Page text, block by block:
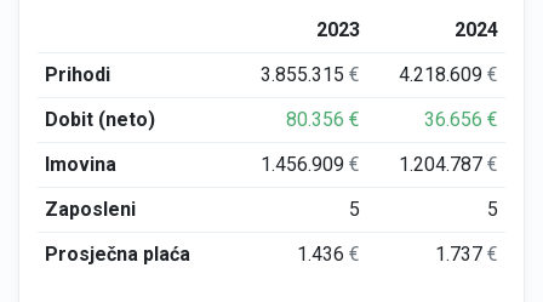
2023
2024
Prihodi
3.855.315€ 4.218.609€
Dobit (neto)
80.356€ 36.656€
Imovina
1.456.909€ 1.204.787€
Zaposleni
5
5
Prosječna plaća
1.436€ 1.737€